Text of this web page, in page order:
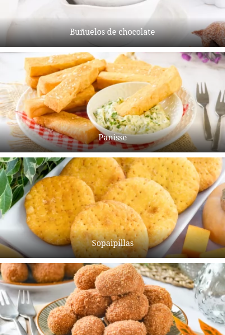
Buñuelos de chocolate
Panisse
Sopaipillas